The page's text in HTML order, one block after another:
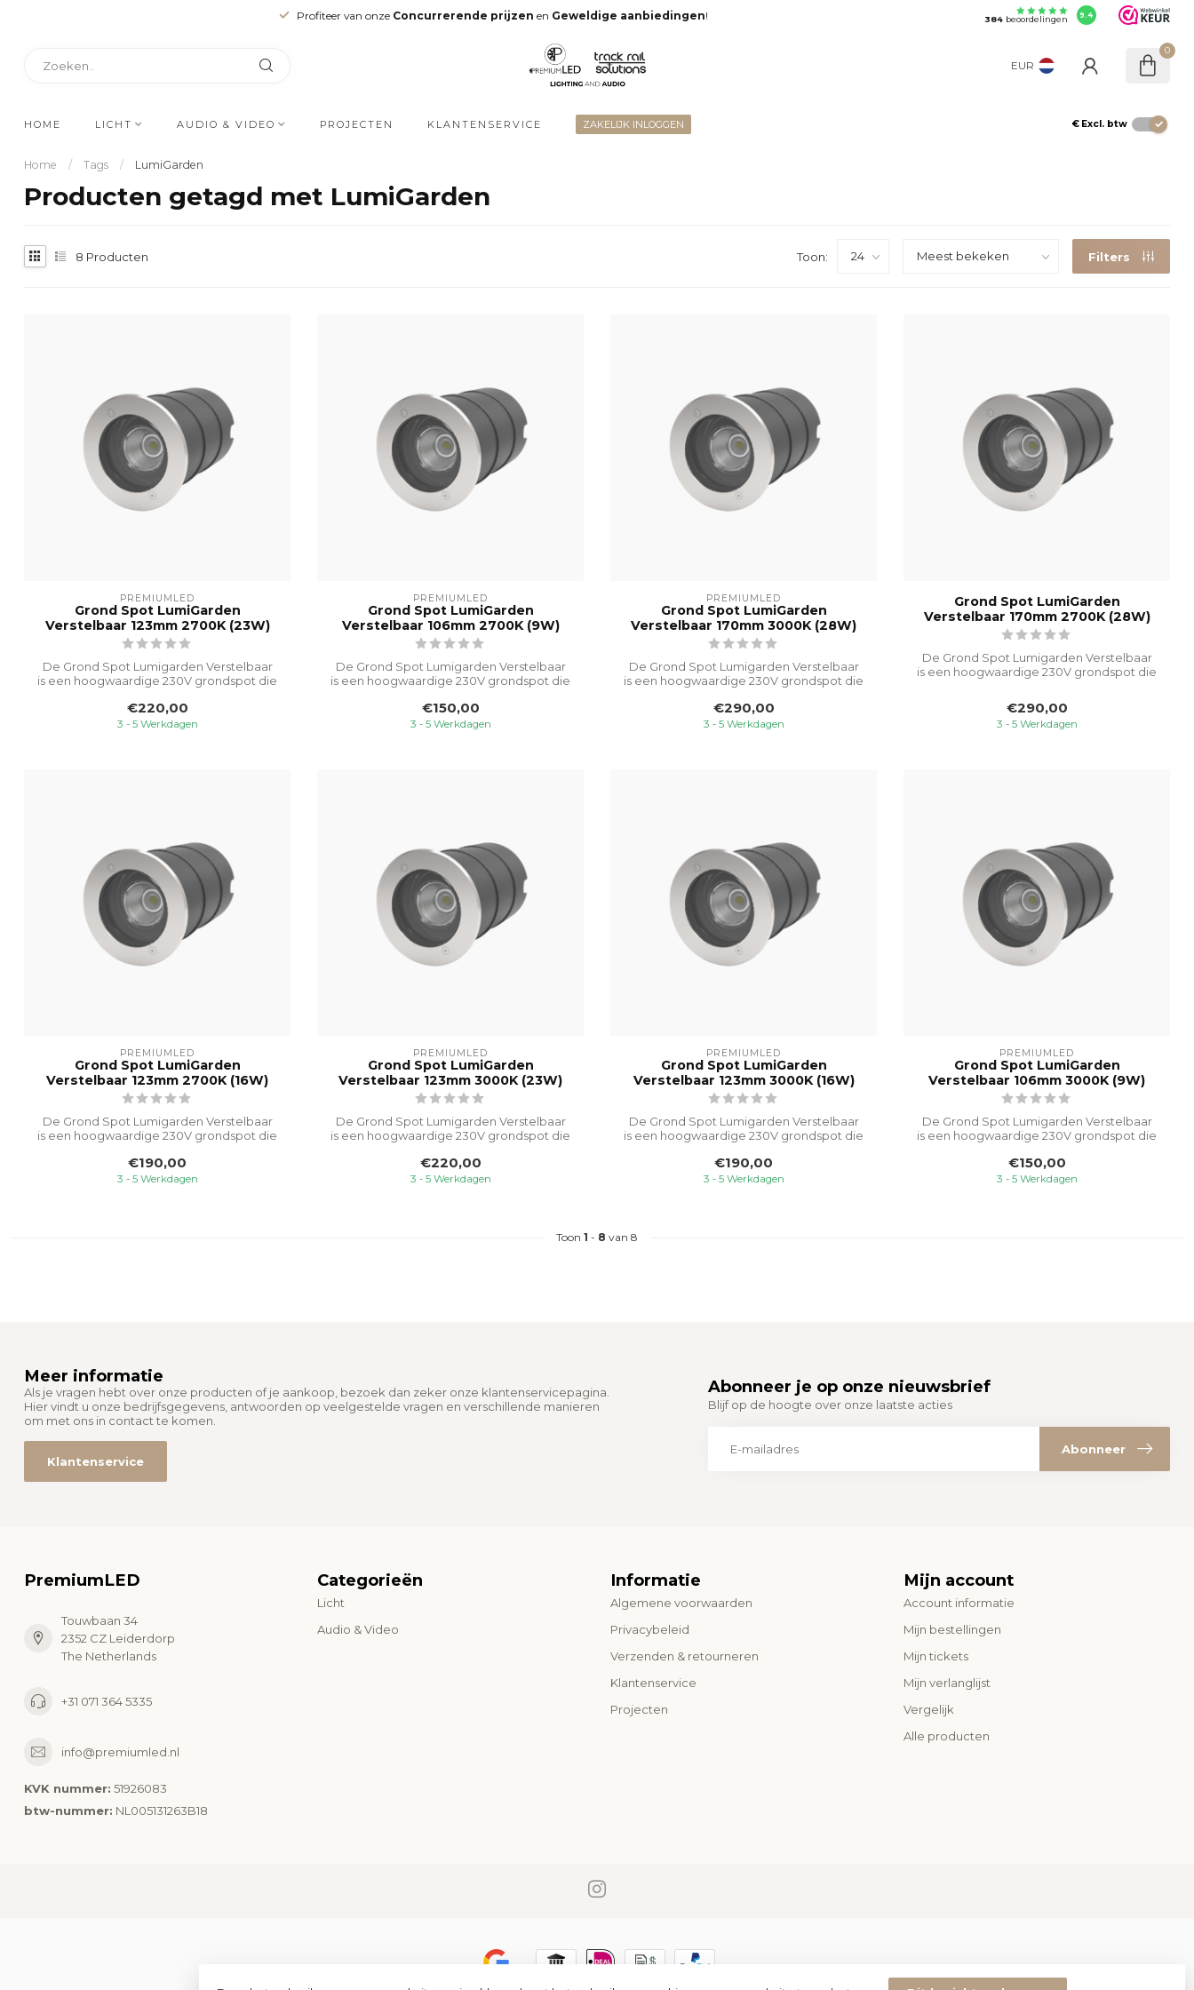
Profiteer van onze Concurrerende prijzen en Geweldige aanbiedingen! 384beoordelingen 9.4
EUR
0
HOME LICHT AUDIO & VIDEO PROJECTEN KLANTENSERVICE ZAKELIJK INLOGGEN € Excl. btw
Home / Tags / LumiGarden
Producten getagd met LumiGarden
8 Producten Toon: Filters
PREMIUMLED
Grond Spot LumiGarden
Verstelbaar 123mm 2700K (23W)
De Grond Spot Lumigarden Verstelbaar
is een hoogwaardige 230V grondspot die
€220,00
3 - 5 Werkdagen
PREMIUMLED
Grond Spot LumiGarden
Verstelbaar 106mm 2700K (9W)
De Grond Spot Lumigarden Verstelbaar
is een hoogwaardige 230V grondspot die
€150,00
3 - 5 Werkdagen
PREMIUMLED
Grond Spot LumiGarden
Verstelbaar 170mm 3000K (28W)
De Grond Spot Lumigarden Verstelbaar
is een hoogwaardige 230V grondspot die
€290,00
3 - 5 Werkdagen
Grond Spot LumiGarden
Verstelbaar 170mm 2700K (28W)
De Grond Spot Lumigarden Verstelbaar
is een hoogwaardige 230V grondspot die
€290,00
3 - 5 Werkdagen
PREMIUMLED
Grond Spot LumiGarden
Verstelbaar 123mm 2700K (16W)
De Grond Spot Lumigarden Verstelbaar
is een hoogwaardige 230V grondspot die
€190,00
3 - 5 Werkdagen
PREMIUMLED
Grond Spot LumiGarden
Verstelbaar 123mm 3000K (23W)
De Grond Spot Lumigarden Verstelbaar
is een hoogwaardige 230V grondspot die
€220,00
3 - 5 Werkdagen
PREMIUMLED
Grond Spot LumiGarden
Verstelbaar 123mm 3000K (16W)
De Grond Spot Lumigarden Verstelbaar
is een hoogwaardige 230V grondspot die
€190,00
3 - 5 Werkdagen
PREMIUMLED
Grond Spot LumiGarden
Verstelbaar 106mm 3000K (9W)
De Grond Spot Lumigarden Verstelbaar
is een hoogwaardige 230V grondspot die
€150,00
3 - 5 Werkdagen
Toon 1 - 8 van 8
Meer informatie
Als je vragen hebt over onze producten of je aankoop, bezoek dan zeker onze klantenservicepagina.
Hier vindt u onze bedrijfsgegevens, antwoorden op veelgestelde vragen en verschillende manieren
om met ons in contact te komen.
Klantenservice
Abonneer je op onze nieuwsbrief
Blijf op de hoogte over onze laatste acties
Abonneer
PremiumLED
Touwbaan 34
2352 CZ Leiderdorp
The Netherlands
+31 071 364 5335
info@premiumled.nl
KVK nummer: 51926083
btw-nummer: NL005131263B18
Categorieën
Licht
Audio & Video
Informatie
Algemene voorwaarden
Privacybeleid
Verzenden & retourneren
Klantenservice
Projecten
Mijn account
Account informatie
Mijn bestellingen
Mijn tickets
Mijn verlanglijst
Vergelijk
Alle producten